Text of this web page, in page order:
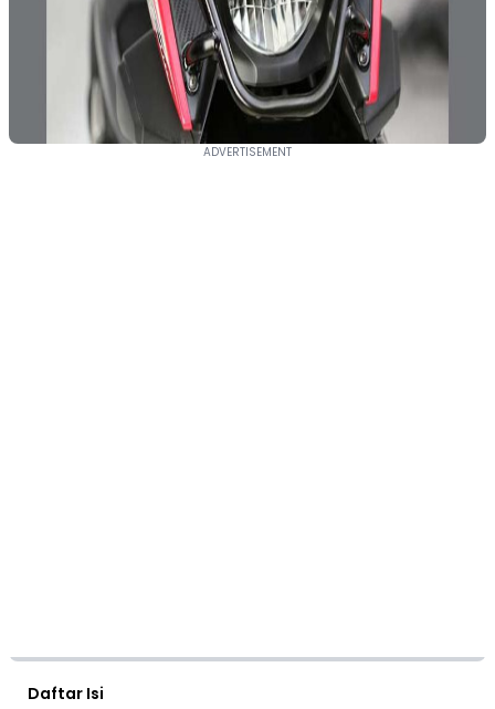
Daftar Isi